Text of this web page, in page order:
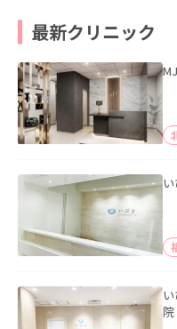
最新クリニック
院